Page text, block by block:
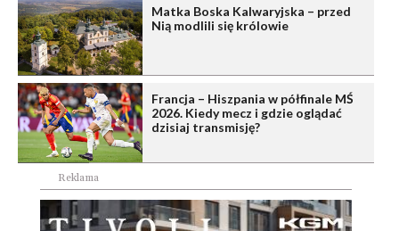
Matka Boska Kalwaryjska – przed
Nią modlili się królowie
Francja – Hiszpania w półfinale MŚ
2026. Kiedy mecz i gdzie oglądać
dzisiaj transmisję?
Reklama